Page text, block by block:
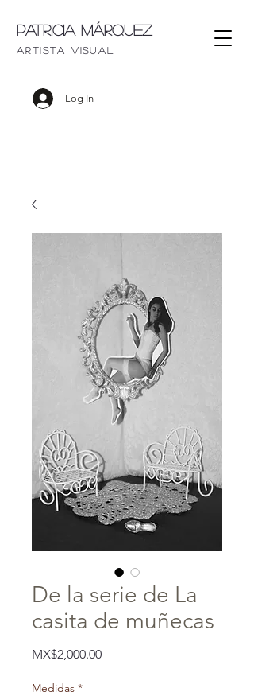
Patricia Márquez
artista visu al
Log In
De la serie de La
casita de muñecas
MX$2,000.00Price
Medidas *